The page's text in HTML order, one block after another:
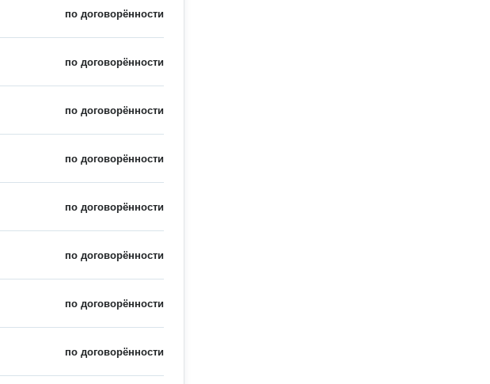
по договорённости
по договорённости
по договорённости
по договорённости
по договорённости
по договорённости
по договорённости
по договорённости